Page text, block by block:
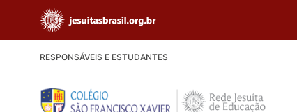
RESPONSÁVEIS E ESTUDANTES